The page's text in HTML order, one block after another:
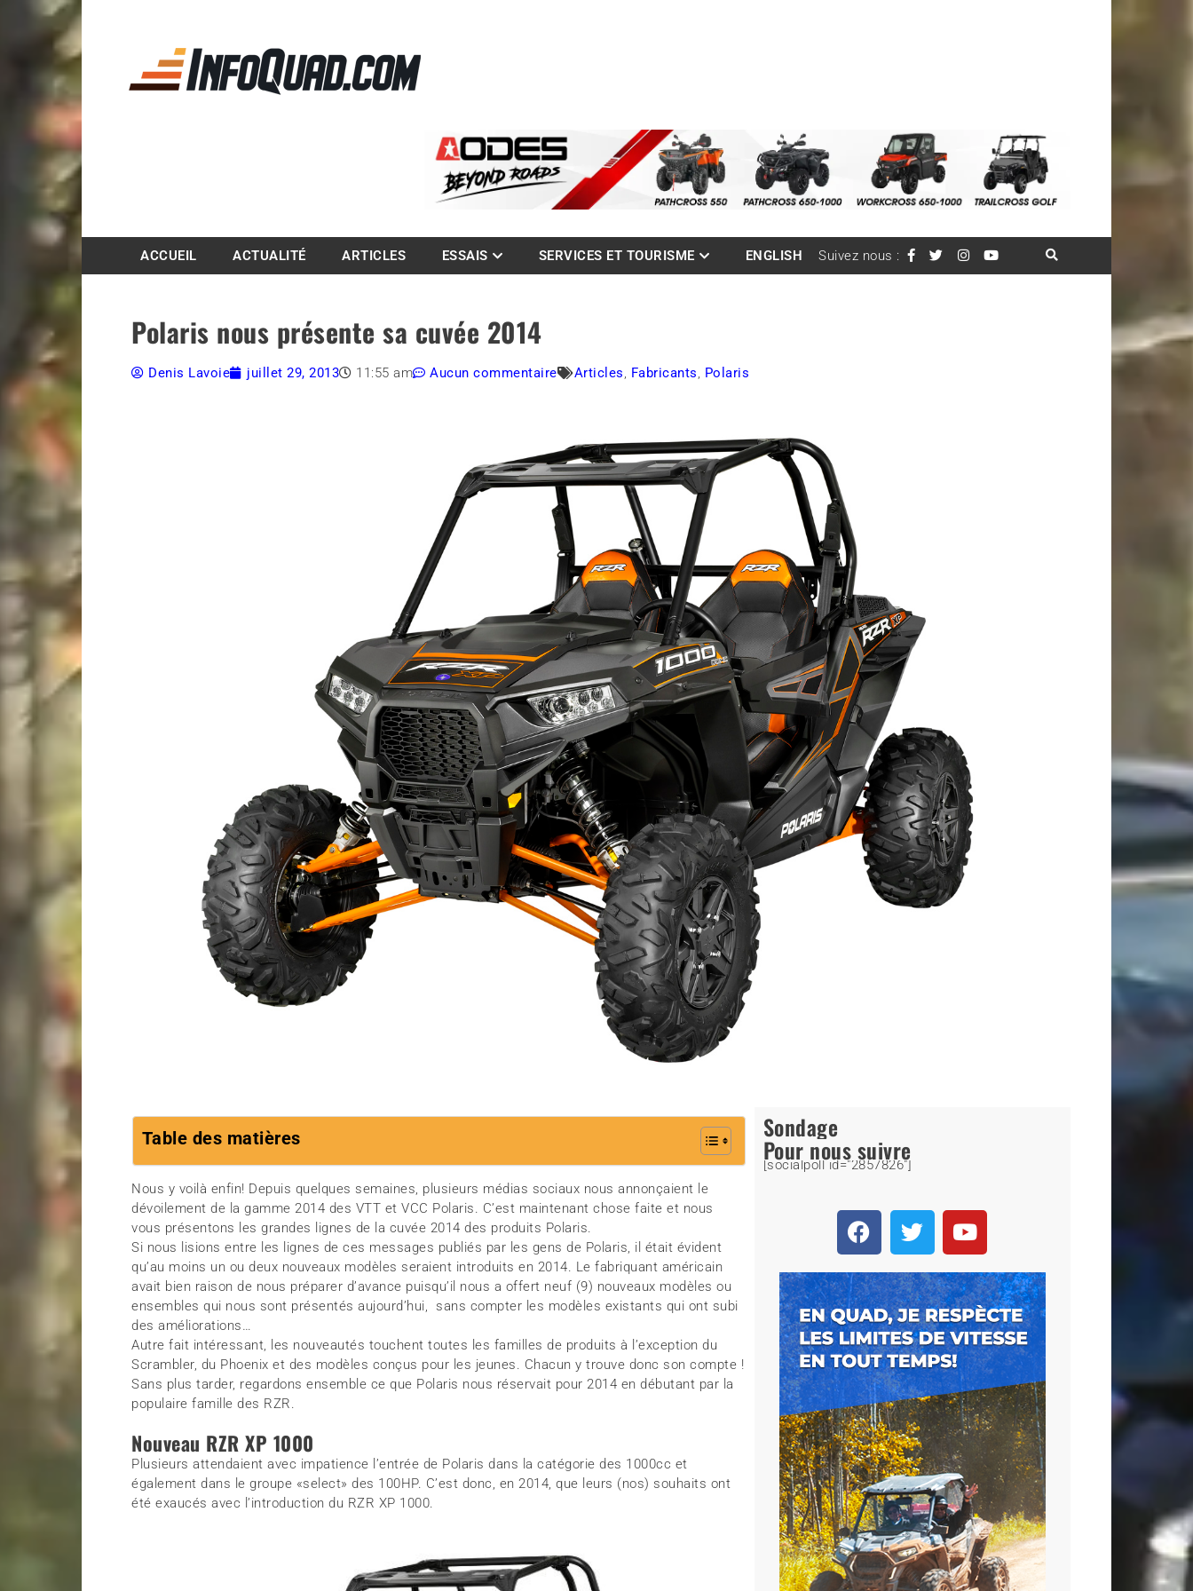
ACCUEIL ACTUALITÉ ARTICLES ESSAIS SERVICES ET TOURISME ENGLISH Suivez nous :
Polaris nous présente sa cuvée 2014
Denis Lavoie juillet 29, 2013 11:55 am Aucun commentaire Articles, Fabricants, Polaris
Table des matières
Nous y voilà enfin! Depuis quelques semaines, plusieurs médias sociaux nous annonçaient le
dévoilement de la gamme 2014 des VTT et VCC Polaris. C’est maintenant chose faite et nous
vous présentons les grandes lignes de la cuvée 2014 des produits Polaris.
Si nous lisions entre les lignes de ces messages publiés par les gens de Polaris, il était évident
qu’au moins un ou deux nouveaux modèles seraient introduits en 2014. Le fabriquant américain
avait bien raison de nous préparer d’avance puisqu’il nous a offert neuf (9) nouveaux modèles ou
ensembles qui nous sont présentés aujourd’hui, sans compter les modèles existants qui ont subi
des améliorations…
Autre fait intéressant, les nouveautés touchent toutes les familles de produits à l’exception du
Scrambler, du Phoenix et des modèles conçus pour les jeunes. Chacun y trouve donc son compte !
Sans plus tarder, regardons ensemble ce que Polaris nous réservait pour 2014 en débutant par la
populaire famille des RZR.
Nouveau RZR XP 1000
Plusieurs attendaient avec impatience l’entrée de Polaris dans la catégorie des 1000cc et
également dans le groupe «select» des 100HP. C’est donc, en 2014, que leurs (nos) souhaits ont
été exaucés avec l’introduction du RZR XP 1000.
Sondage
[socialpoll id="2857826"]
Pour nous suivre